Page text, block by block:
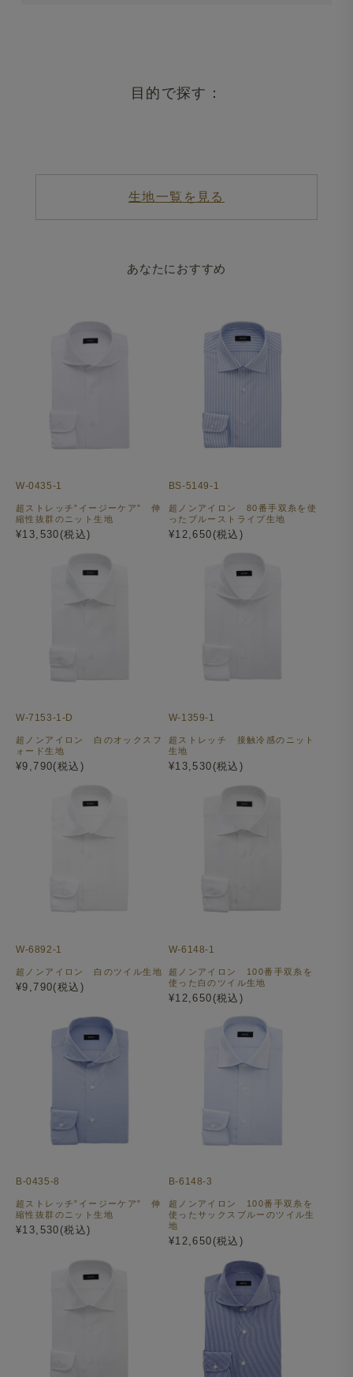
目的で探す：
生地一覧を見る
あなたにおすすめ
W-0435-1
超ストレッチ”イージーケア” 伸
縮性抜群のニット生地
¥13,530(税込)
BS-5149-1
超ノンアイロン 80番手双糸を使
ったブルーストライプ生地
¥12,650(税込)
W-7153-1-D
超ノンアイロン 白のオックスフ
ォード生地
¥9,790(税込)
W-1359-1
超ストレッチ 接触冷感のニット
生地
¥13,530(税込)
W-6892-1
超ノンアイロン 白のツイル生地
¥9,790(税込)
W-6148-1
超ノンアイロン 100番手双糸を
使った白のツイル生地
¥12,650(税込)
B-0435-8
超ストレッチ”イージーケア” 伸
縮性抜群のニット生地
¥13,530(税込)
B-6148-3
超ノンアイロン 100番手双糸を
使ったサックスブルーのツイル生
地
¥12,650(税込)